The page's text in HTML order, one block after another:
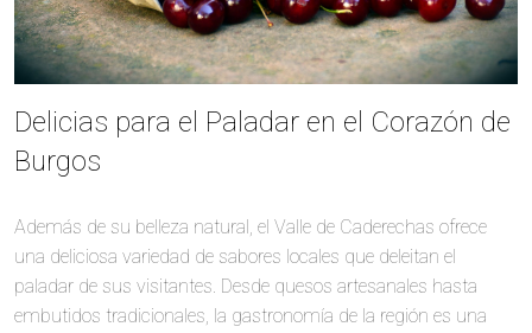
Delicias para el Paladar en el Corazón de
Burgos
Además de su belleza natural, el Valle de Caderechas ofrece
una deliciosa variedad de sabores locales que deleitan el
paladar de sus visitantes. Desde quesos artesanales hasta
embutidos tradicionales, la gastronomía de la región es una